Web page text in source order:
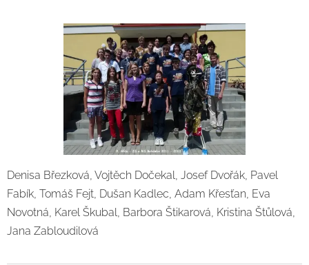
Denisa Březková, Vojtěch Dočekal, Josef Dvořák, Pavel
Fabík, Tomáš Fejt, Dušan Kadlec, Adam Křesťan, Eva
Novotná, Karel Škubal, Barbora Štikarová, Kristina Štůlová,
Jana Zabloudilová